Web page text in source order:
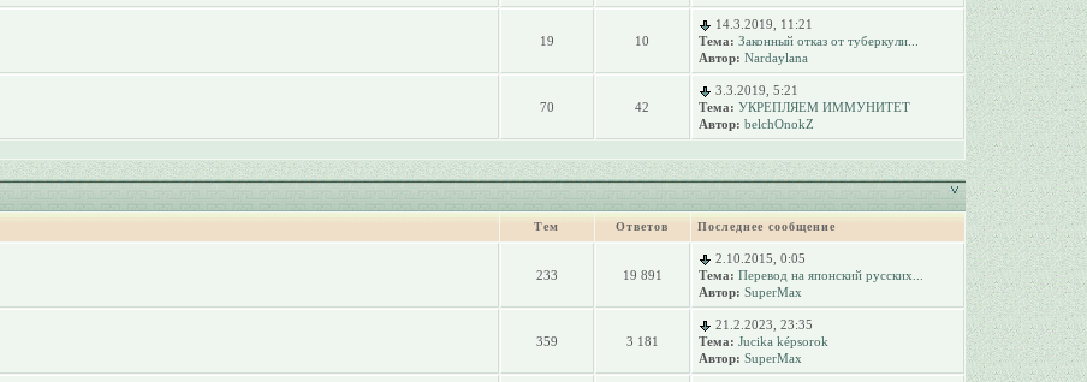
19 10
14.3.2019, 11:21
Тема: Законный отказ от туберкули...
Автор: Nardaylana
70 42
3.3.2019, 5:21
Тема: УКРЕПЛЯЕМ ИММУНИТЕТ
Автор: belchOnokZ
Тем Ответов Последнее сообщение
233 19 891
2.10.2015, 0:05
Тема: Перевод на японский русских...
Автор: SuperMax
359 3 181
21.2.2023, 23:35
Тема: Jucika képsorok
Автор: SuperMax